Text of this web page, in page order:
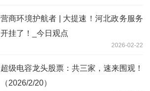
营商环境护航者 | 大提速！河北政务服务
开挂了！_今日观点
2026-02-22
超级电容龙头股票：共三家，速来围观！
（2026/2/20）